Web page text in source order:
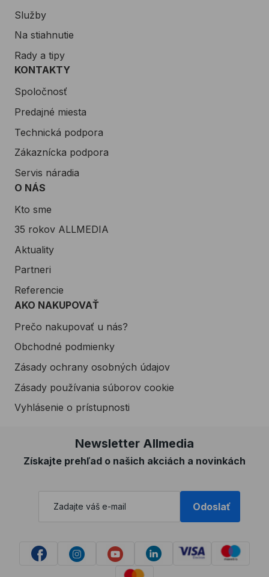
Služby
Na stiahnutie
Rady a tipy
KONTAKTY
Spoločnosť
Predajné miesta
Technická podpora
Zákaznícka podpora
Servis náradia
O NÁS
Kto sme
35 rokov ALLMEDIA
Aktuality
Partneri
Referencie
AKO NAKUPOVAŤ
Prečo nakupovať u nás?
Obchodné podmienky
Zásady ochrany osobných údajov
Zásady používania súborov cookie
Vyhlásenie o prístupnosti
Newsletter Allmedia
Získajte prehľad o našich akciách a novinkách
Odoslať